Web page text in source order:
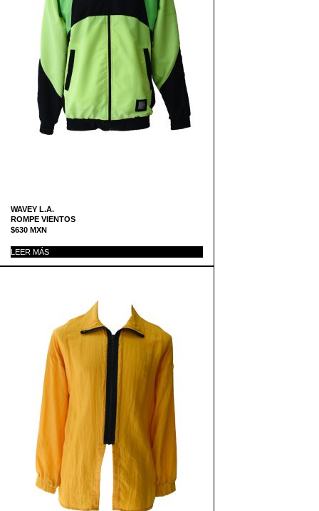
WAVEY L.A.
ROMPE VIENTOS
$630 MXN
LEER MÁS